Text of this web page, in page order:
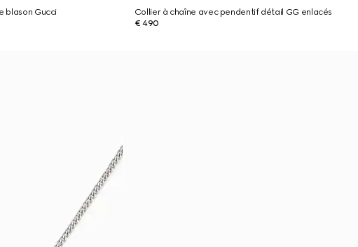
blason Gucci
Collier à chaîne avec pendentif détail GG enlacés
€ 490